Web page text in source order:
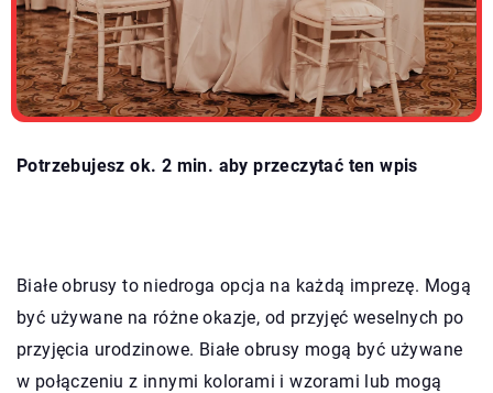
Potrzebujesz ok. 2 min. aby przeczytać ten wpis
Białe obrusy to niedroga opcja na każdą imprezę. Mogą
być używane na różne okazje, od przyjęć weselnych po
przyjęcia urodzinowe. Białe obrusy mogą być używane
w połączeniu z innymi kolorami i wzorami lub mogą